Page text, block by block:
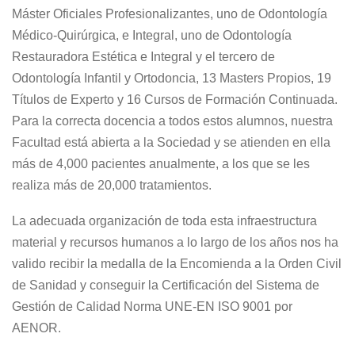
Máster Oficiales Profesionalizantes, uno de Odontología
Médico-Quirúrgica, e Integral, uno de Odontología
Restauradora Estética e Integral y el tercero de
Odontología Infantil y Ortodoncia, 13 Masters Propios, 19
Títulos de Experto y 16 Cursos de Formación Continuada.
Para la correcta docencia a todos estos alumnos, nuestra
Facultad está abierta a la Sociedad y se atienden en ella
más de 4,000 pacientes anualmente, a los que se les
realiza más de 20,000 tratamientos.
La adecuada organización de toda esta infraestructura
material y recursos humanos a lo largo de los años nos ha
valido recibir la medalla de la Encomienda a la Orden Civil
de Sanidad y conseguir la Certificación del Sistema de
Gestión de Calidad Norma UNE-EN ISO 9001 por
AENOR.